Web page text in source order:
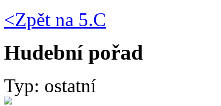
<Zpět na 5.C
Hudební pořad
Typ: ostatní